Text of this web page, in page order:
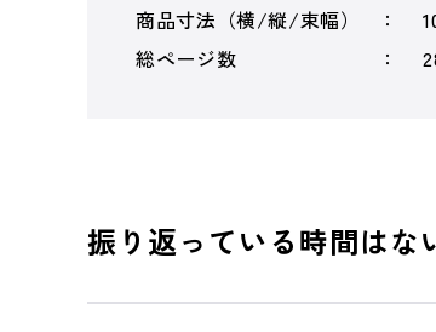
商品寸法（横/縦/束幅）
総ページ数
振り返っている時間は